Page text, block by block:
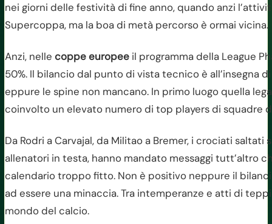
nei giorni delle festività di fine anno, quando anzi
Supercoppa, ma la boa di metà percorso è ormai vicina.
Anzi, nelle coppe europee il programma della League
50%. Il bilancio dal punto di vista tecnico è all’insegna
eppure le spine non mancano. In primo luogo quella
coinvolto un elevato numero di top players di squadre
Da Rodri a Carvajal, da Militao a Bremer, i crociati
allenatori in testa, hanno mandato messaggi tutt’altro
calendario troppo fitto. Non è positivo neppure il
ad essere una minaccia. Tra intemperanze e atti di
mondo del calcio.